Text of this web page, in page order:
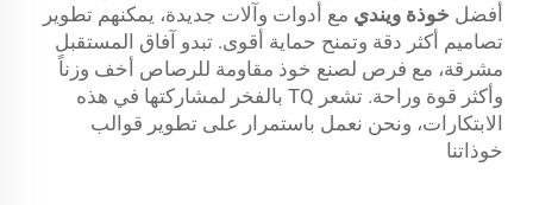
أفضل خوذة ويندي مع أدوات وآلات جديدة، يمكنهم تطوير
تصاميم أكثر دقة وتمنح حماية أقوى. تبدو آفاق المستقبل
مشرقة، مع فرص لصنع خوذ مقاومة للرصاص أخف وزناً
وأكثر قوة وراحة. تشعر TQ بالفخر لمشاركتها في هذه
الابتكارات، ونحن نعمل باستمرار على تطوير قوالب
خوذاتنا